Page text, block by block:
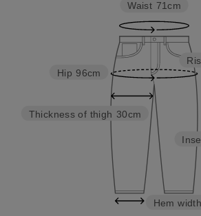
Hem width
Thickness of thigh 30cm
Hip 96cm
Waist 71cm